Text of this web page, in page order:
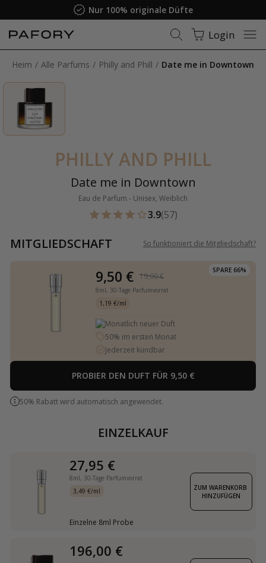
Nur 100% originale Düfte
Login
Heim Alle Parfums Philly and Phill Date me in Downtown
PHILLY AND PHILL
Date me in Downtown
Eau de Parfum - Unisex, Weiblich
3.9(57)
MITGLIEDSCHAFT So funktioniert die Mitgliedschaft?
SPARE 66%
9,50 € 19,00 €
8ml, 30-Tage Parfumvorrat
1,19 €/ml
Monatlich neuer Duft
50% im ersten Monat
Jederzeit kündbar
PROBIER DEN DUFT FÜR 9,50 €
50% Rabatt wird automatisch angewendet.
EINZELKAUF
27,95 €
8ml, 30-Tage Parfumvorrat
3,49 €/ml
Einzelne 8ml Probe
ZUM WARENKORB
HINZUFÜGEN
196,00 €